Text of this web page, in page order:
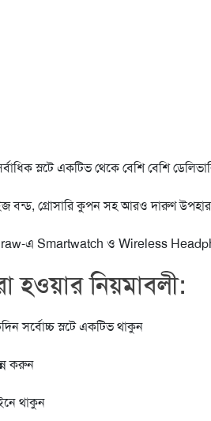
স্লটে একটিভ থেকে বেশি বেশি
বন্ড, গ্রোসারি কুপন সহ আরও দারুণ
এ Smartwatch ও Wireless
হওয়ার নিয়মাবলী:
সর্বোচ্চ স্লটে একটিভ থাকুন
করুন
থাকুন